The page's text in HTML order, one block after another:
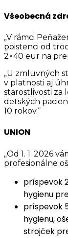
Všeobecná
„V rámci
poistenci od
2×40 eur na
„U zmluvných
v platnosti aj
starostlivosti za
detských
10 rokov.“
UNION
„Od 1. 1. 2026
profesionálne
príspevok
hygienu
príspevok
hygienu,
strojček